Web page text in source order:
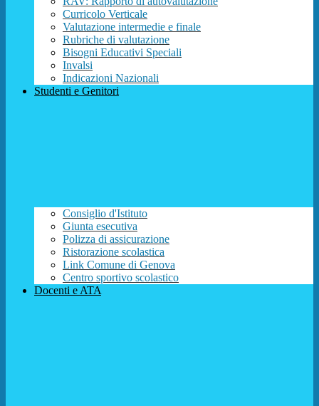
Curricolo Verticale
Valutazione intermedie e finale
Rubriche di valutazione
Bisogni Educativi Speciali
Invalsi
Indicazioni Nazionali
Studenti e Genitori
Consiglio d'Istituto
Giunta esecutiva
Polizza di assicurazione
Ristorazione scolastica
Link Comune di Genova
Centro sportivo scolastico
Docenti e ATA